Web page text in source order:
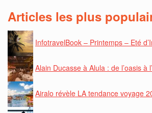
Articles les plus
InfotravelBook – Printemps – Eté
Alain Ducasse à Alula : de l’oasis à
Airalo révèle LA tendance voyage